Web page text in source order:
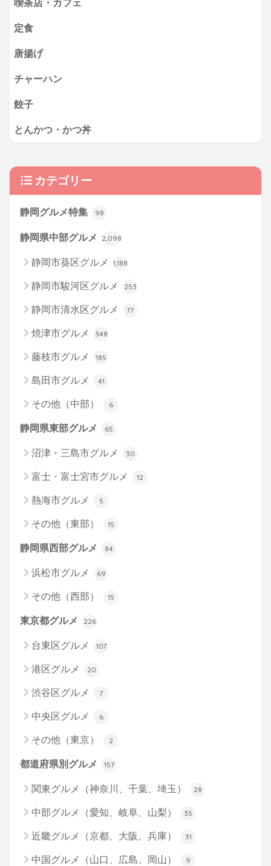
喫茶店・カフェ
定食
唐揚げ
チャーハン
餃子
とんかつ・かつ丼
カテゴリー
静岡グルメ特集 98
静岡県中部グルメ 2,098
静岡市葵区グルメ 1,188
静岡市駿河区グルメ 253
静岡市清水区グルメ 77
焼津市グルメ 348
藤枝市グルメ 185
島田市グルメ 41
その他（中部） 6
静岡県東部グルメ 65
沼津・三島市グルメ 30
富士・富士宮市グルメ 12
熱海市グルメ 5
その他（東部） 15
静岡県西部グルメ 84
浜松市グルメ 69
その他（西部） 15
東京都グルメ 226
台東区グルメ 107
港区グルメ 20
渋谷区グルメ 7
中央区グルメ 6
その他（東京） 2
都道府県別グルメ 157
関東グルメ（神奈川、千葉、埼玉） 28
中部グルメ（愛知、岐阜、山梨） 35
近畿グルメ（京都、大阪、兵庫） 31
中国グルメ（山口、広島、岡山） 9